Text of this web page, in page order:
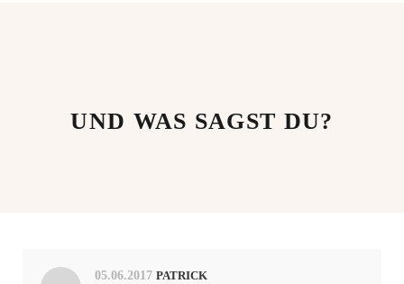
UND WAS SAGST DU?
05.06.2017 PATRICK